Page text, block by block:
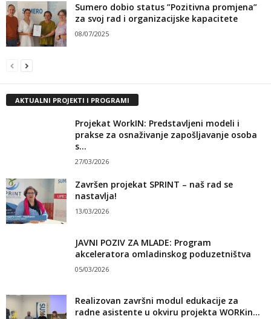
Sumero dobio status ”Pozitivna promjena”
za svoj rad i organizacijske kapacitete
08/07/2025
AKTUALNI PROJEKTI I PROGRAMI
Projekat WorkIN: Predstavljeni modeli i
prakse za osnaživanje zapošljavanje osoba
s...
27/03/2026
Završen projekat SPRINT – naš rad se
nastavlja!
13/03/2026
JAVNI POZIV ZA MLADE: Program
akceleratora omladinskog poduzetništva
05/03/2026
Realizovan završni modul edukacije za
radne asistente u okviru projekta WORKin...